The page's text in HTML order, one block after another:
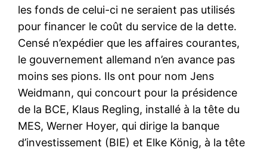
les fonds de celui-ci ne seraient pas utilisés
pour financer le coût du service de la dette.
Censé n’expédier que les affaires courantes,
le gouvernement allemand n’en avance pas
moins ses pions. Ils ont pour nom Jens
Weidmann, qui concourt pour la présidence
de la BCE, Klaus Regling, installé à la tête du
MES, Werner Hoyer, qui dirige la banque
d’investissement (BIE) et Elke König, à la tête